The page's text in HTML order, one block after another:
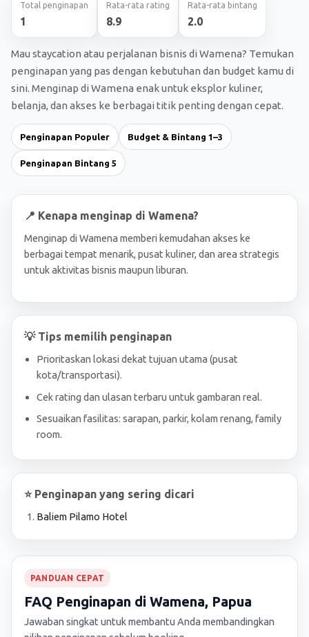
Total penginapan
1
Rata-rata rating
8.9
Rata-rata bintang
2.0
Mau staycation atau perjalanan bisnis di Wamena? Temukan
penginapan yang pas dengan kebutuhan dan budget kamu di
sini. Menginap di Wamena enak untuk eksplor kuliner,
belanja, dan akses ke berbagai titik penting dengan cepat.
Penginapan Populer Budget & Bintang 1–3
Penginapan Bintang 5
📍 Kenapa menginap di Wamena?
Menginap di Wamena memberi kemudahan akses ke
berbagai tempat menarik, pusat kuliner, dan area strategis
untuk aktivitas bisnis maupun liburan.
💡 Tips memilih penginapan
Prioritaskan lokasi dekat tujuan utama (pusat
kota/transportasi).
Cek rating dan ulasan terbaru untuk gambaran real.
Sesuaikan fasilitas: sarapan, parkir, kolam renang, family
room.
⭐ Penginapan yang sering dicari
Baliem Pilamo Hotel
PANDUAN CEPAT
FAQ Penginapan di Wamena, Papua
Jawaban singkat untuk membantu Anda membandingkan